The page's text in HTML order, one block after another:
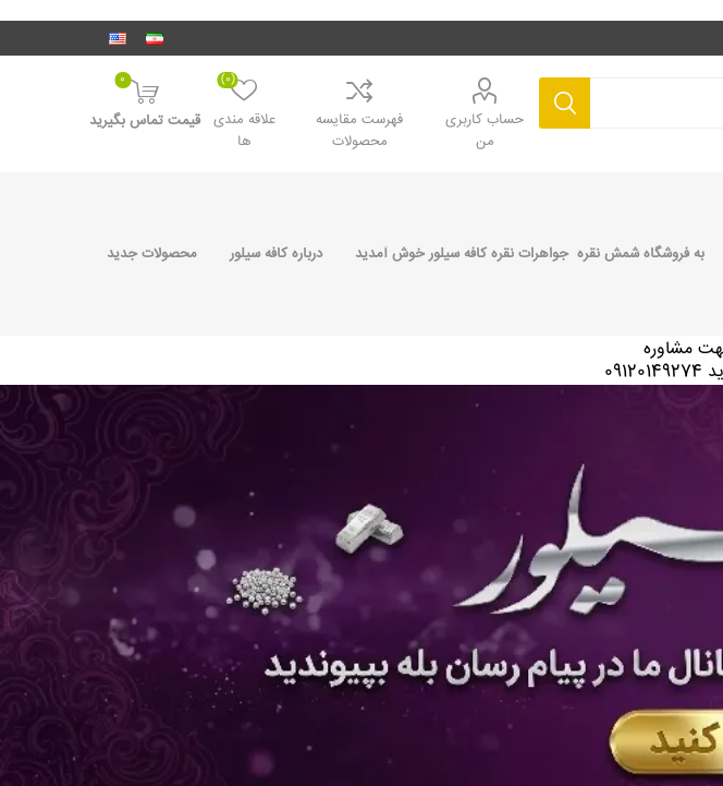
حساب کاربری
من
فهرست مقایسه
محصولات
علاقه مندی
ها
(0)
0
قیمت تماس بگیرید
به فروشگاه شمش نقره جواهرات نقره کافه سیلور خوش آمدید درباره کافه سیلور محصولات جدید
مشاوره